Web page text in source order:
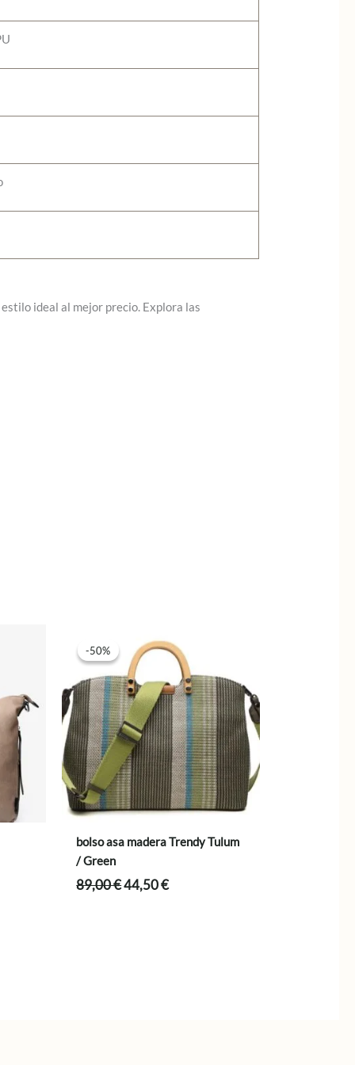
ideal al mejor precio. Explora las
-50%
-50%
bolso asa madera Trendy Tulum
/ Green
89,00€El
44,50€El